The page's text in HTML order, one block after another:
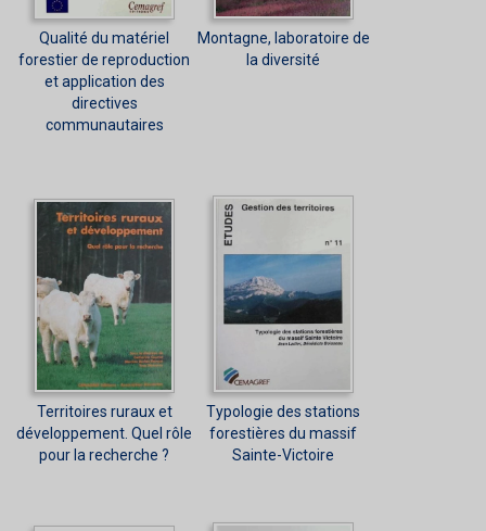
Qualité du matériel
forestier de reproduction
et application des
directives
communautaires
Montagne, laboratoire de
la diversité
Territoires ruraux et
développement. Quel rôle
pour la recherche ?
Typologie des stations
forestières du massif
Sainte-Victoire